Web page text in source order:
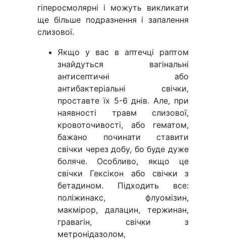
гіперосмолярні і можуть викликати
ще більше подразнення і запалення
слизової.
Якщо у вас в аптечці раптом
знайдуться вагінальні
антисептичні або
антибактеріальні свічки,
проставте їх 5-6 днів. Але, при
наявності травм слизової,
кровоточивості, або гематом,
бажано починати ставити
свічки через добу, бо буде дуже
боляче. Особливо, якщо це
свічки Гексікон або свічки з
бетадином. Підходить все:
поліжинакс, флуомізин,
макмірор, далацин, тержинан,
гравагін, свічки з
метронідазолом,